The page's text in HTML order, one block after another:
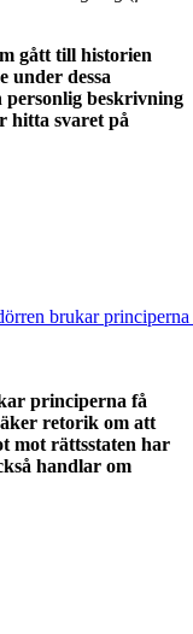
gått till historien
under dessa
personlig beskrivning
hitta svaret på
principerna få
retorik om att
mot rättsstaten har
handlar om